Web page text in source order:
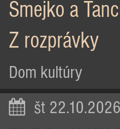
Smejko a
Z rozprávky
Dom kultúry
št 22.10.2026